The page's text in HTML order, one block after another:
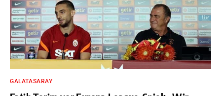
GALATASARAY